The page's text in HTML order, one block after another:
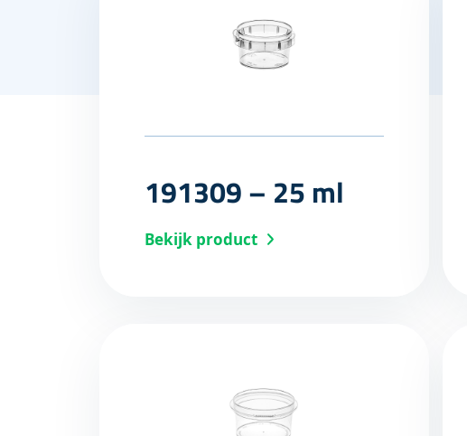
191309 – 25 ml
Bekijk product